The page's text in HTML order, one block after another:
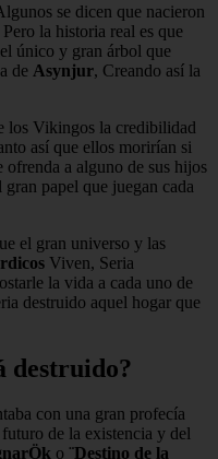
se dicen que nacieron
la historia real es que
único y gran árbol que
de Asynjur, Creando así la
los Vikingos la credibilidad
así que ellos morirían si
a alguno de sus hijos
papel que juegan cada
el gran universo y las
Viven, Seria
la vida a cada uno de
destruido aquel hogar que
destruido?
con una gran profecía
de la existencia y del
o ¨Destino de la